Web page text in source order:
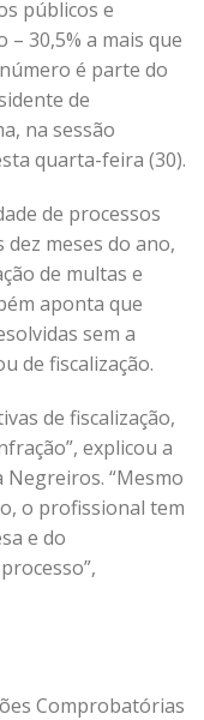
públicos e
30,5% a mais que
é parte do
de
na sessão
quarta-feira (30).
de processos
dez meses do ano,
de multas e
aponta que
sem a
de fiscalização.
de fiscalização,
explicou a
Negreiros. “Mesmo
o profissional tem
e do
Comprobatórias